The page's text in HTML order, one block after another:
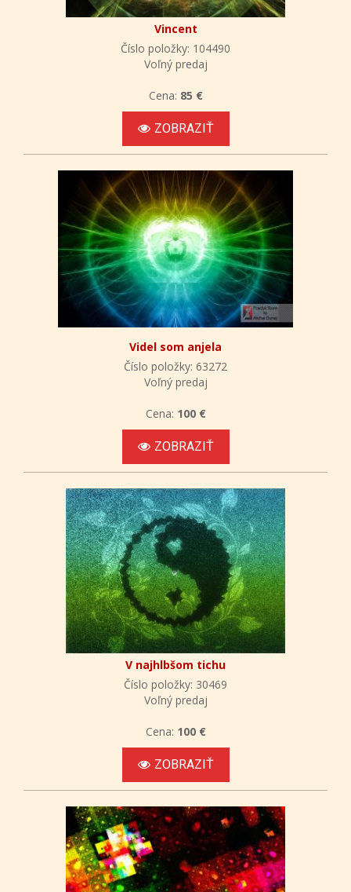
Vincent
Číslo položky: 104490
Voľný predaj
Cena: 85 €
ZOBRAZIŤ
Videl som anjela
Číslo položky: 63272
Voľný predaj
Cena: 100 €
ZOBRAZIŤ
V najhlbšom tichu
Číslo položky: 30469
Voľný predaj
Cena: 100 €
ZOBRAZIŤ